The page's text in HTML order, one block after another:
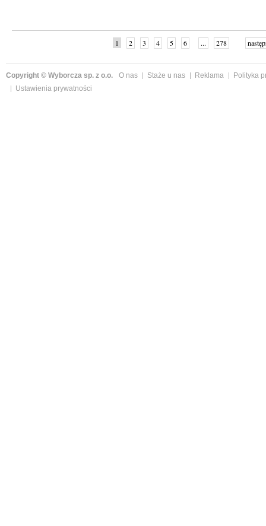
1 2 3 4 5 6 ... 278
Copyright © Wyborcza sp. z o.o. O nas Staże u nas Reklama
Polityka
Ustawienia prywatności